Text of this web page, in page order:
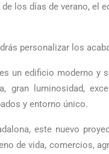
los días de verano, el
personalizar los
es un edificio moderno
gran luminosidad,
y entorno único.
este nuevo
de vida, comercios,